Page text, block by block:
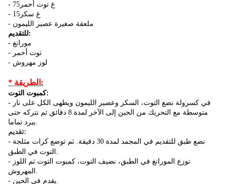
- 75غ توت أحمر
- ملعقة صغيرة عصير الليمون
للتقديم:
- مورانغ
- توت أحمر
- لوز مهروش
* الطريقة:
كمبوت التوت:
- في كسرولة نضع التوت، السكر وعصير الليمون ويطهی الكل علی نار
متوسطة مع التحريك من الحين إلی اﻵخر لمدة 8 دقائق ثم نتركه حتی
يبرد تماما.
تقديم:
- نضع طبق للتقديم في المجمد لمدة 30 دقيقة.
ثم توضع كرات مثلجة
التوت في الطبق.
- توزع المورانغ في الطبق، نضيف التوت، كمبوت التوت ثم اللوز
المهروش.
- يقدم في الحين.